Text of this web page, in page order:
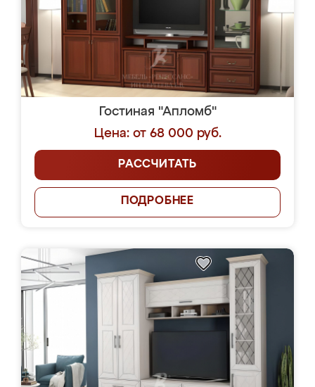
Гостиная "Апломб"
Цена: от 68 000 руб.
РАССЧИТАТЬ
ПОДРОБНЕЕ